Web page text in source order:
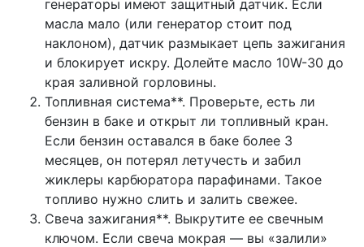
генераторы имеют защитный датчик. Если
масла мало (или генератор стоит под
наклоном), датчик размыкает цепь зажигания
и блокирует искру. Долейте масло 10W-30 до
края заливной горловины.
Топливная система**. Проверьте, есть ли
бензин в баке и открыт ли топливный кран.
Если бензин оставался в баке более 3
месяцев, он потерял летучесть и забил
жиклеры карбюратора парафинами. Такое
топливо нужно слить и залить свежее.
Свеча зажигания**. Выкрутите ее свечным
ключом. Если свеча мокрая — вы «залили»